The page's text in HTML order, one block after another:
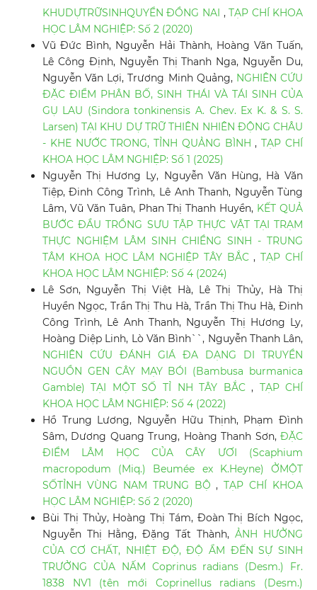
KHUDỰTRỮSINHQUYỂN ĐỒNG NAI ,TẠP CHÍ KHOA
HỌC LÂM NGHIỆP: Số 2 (2020)
Vũ Đức Bình, Nguyễn Hải Thành, Hoàng Văn Tuấn,
Lê Công Định, Nguyễn Thị Thanh Nga, Nguyễn Du,
Nguyễn Văn Lợi, Trương Minh Quảng, NGHIÊN CỨU
ĐẶC ĐIỂM PHÂN BỐ, SINH THÁI VÀ TÁI SINH CỦA
GỤ LAU (Sindora tonkinensis A. Chev. Ex K. & S. S.
Larsen) TẠI KHU DỰ TRỮ THIÊN NHIÊN ĐỘNG CHÂU
- KHE NƯỚC TRONG, TỈNH QUẢNG BÌNH,TẠP CHÍ
KHOA HỌC LÂM NGHIỆP: Số 1 (2025)
Nguyễn Thị Hương Ly, Nguyễn Văn Hùng, Hà Văn
Tiệp, Đinh Công Trình, Lê Anh Thanh, Nguyễn Tùng
Lâm, Vũ Văn Tuân, Phan Thị Thanh Huyền, KẾT QUẢ
BƯỚC ĐẦU TRỒNG SƯU TẬP THỰC VẬT TẠI TRẠM
THỰC NGHIỆM LÂM SINH CHIỀNG SINH - TRUNG
TÂM KHOA HỌC LÂM NGHIỆP TÂY BẮC,TẠP CHÍ
KHOA HỌC LÂM NGHIỆP: Số 4 (2024)
Lê Sơn, Nguyễn Thị Việt Hà, Lê Thị Thủy, Hà Thị
Huyền Ngọc, Trần Thị Thu Hà, Trần Thị Thu Hà, Đinh
Công Trình, Lê Anh Thanh, Nguyễn Thị Hương Ly,
Hoàng Diệp Linh, Lò Văn Bình``, Nguyễn Thanh Lân,
NGHIÊN CỨU ĐÁNH GIÁ ĐA DẠNG DI TRUYỀN
NGUỒN GEN CÂY MẠY BÓI (Bambusa burmanica
Gamble) TẠI MỘT SỐ TỈ NH TÂY BẮC, TẠP CHÍ
KHOA HỌC LÂM NGHIỆP: Số 4 (2022)
Hồ Trung Lương, Nguyễn Hữu Thịnh, Phạm Đình
Sâm, Dương Quang Trung, Hoàng Thanh Sơn,ĐẶC
ĐIỂM LÂM HỌC CỦA CÂY ƯƠI (Scaphium
macropodum (Miq.) Beumée ex K.Heyne) ỞMỘT
SỐTỈNH VÙNG NAM TRUNG BỘ,TẠP CHÍ KHOA
HỌC LÂM NGHIỆP: Số 2 (2020)
Bùi Thị Thủy, Hoàng Thị Tám, Đoàn Thị Bích Ngọc,
Nguyễn Thị Hằng, Đặng Tất Thành,ẢNH HƯỞNG
CỦA CƠ CHẤT, NHIỆT ĐỘ, ĐỘ ẨM ĐẾN SỰ SINH
TRƯỞNG CỦA NẤM Coprinus radians (Desm.) Fr.
1838 NV1 (tên mới Coprinellus radians (Desm.)